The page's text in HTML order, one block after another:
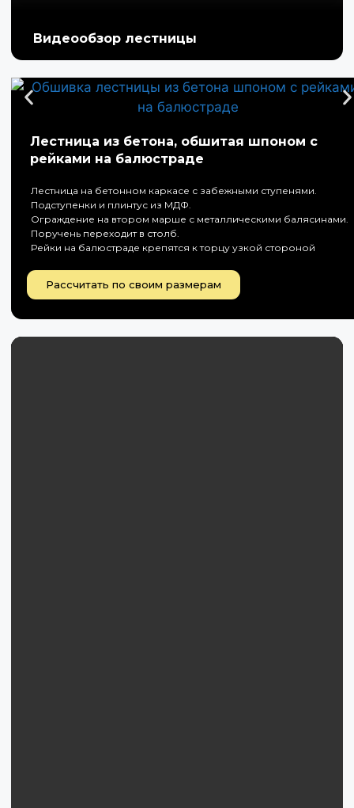
Видеообзор лестницы
Лестница из бетона, обшитая шпоном с
рейками на балюстраде
Лестница на бетонном каркасе с забежными ступенями.
Подступенки и плинтус из МДФ.
Ограждение на втором марше с металлическими балясинами.
Поручень переходит в столб.
Рейки на балюстраде крепятся к торцу узкой стороной
Рассчитать по своим размерам